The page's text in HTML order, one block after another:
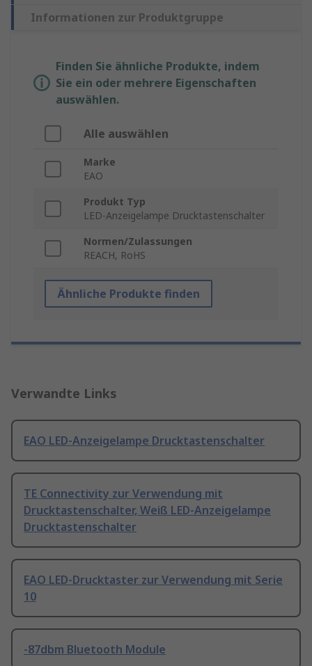
Informationen zur Produktgruppe
Finden Sie ähnliche Produkte, indem
Sie ein oder mehrere Eigenschaften
auswählen.
Alle auswählen
Marke
EAO
Produkt Typ
LED-Anzeigelampe Drucktastenschalter
Normen/Zulassungen
REACH, RoHS
Ähnliche Produkte finden
Verwandte Links
EAO LED-Anzeigelampe Drucktastenschalter
TE Connectivity zur Verwendung mit
Drucktastenschalter, Weiß LED-Anzeigelampe
Drucktastenschalter
EAO LED-Drucktaster zur Verwendung mit Serie
10
-87dbm Bluetooth Module